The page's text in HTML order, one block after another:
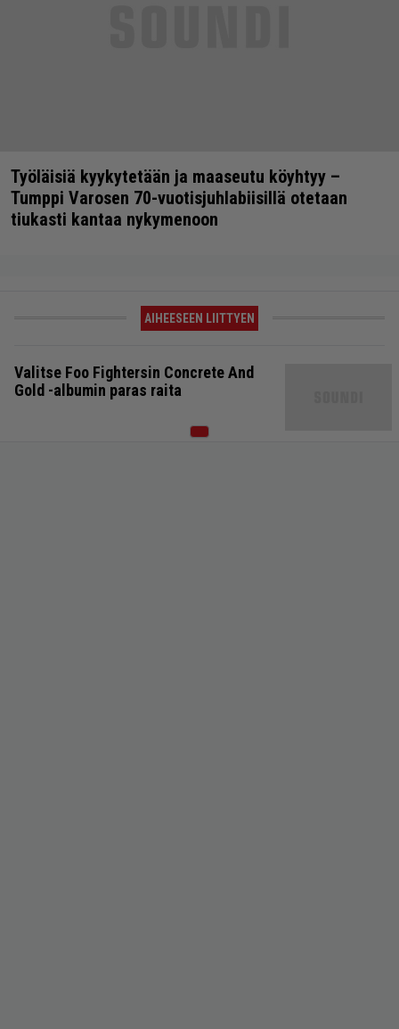
Työläisiä kyykytetään ja maaseutu köyhtyy –
Tumppi Varosen 70-vuotisjuhlabiisillä otetaan
tiukasti kantaa nykymenoon
AIHEESEEN LIITTYEN
Valitse Foo Fightersin Concrete And
Gold -albumin paras raita